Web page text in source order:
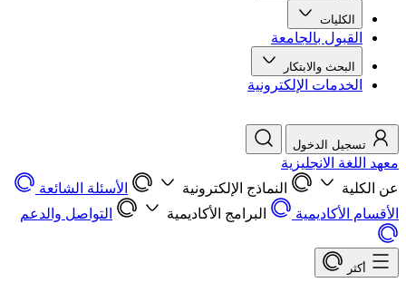
الكليات
القبول بالجامعة
البحث والابتكار
الخدمات الإلكترونية
تسجيل الدخول
معهد اللغة الانجليزية
عن الكلية
النماذج الإلكترونية
الأسئلة الشائعة
الأقسام الأكاديمية
البرامج الأكاديمية التواصل والدعم
أكثر